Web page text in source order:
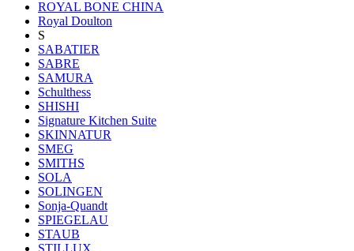
ROYAL BONE CHINA
Royal Doulton
S
SABATIER
SABRE
SAMURA
Schulthess
SHISHI
Signature Kitchen Suite
SKINNATUR
SMEG
SMITHS
SOLA
SOLINGEN
Sonja-Quandt
SPIEGELAU
STAUB
STILLUX